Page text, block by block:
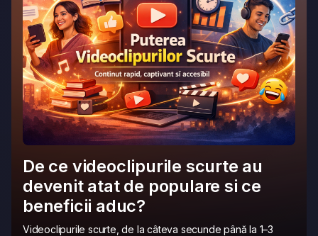
De ce videoclipurile scurte au
devenit atat de populare si ce
beneficii aduc?
Videoclipurile scurte, de la câteva secunde până la 1–3